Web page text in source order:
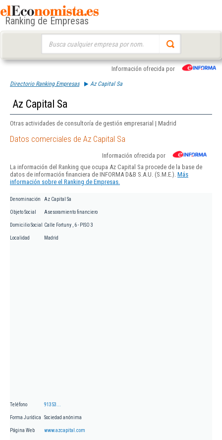
Ranking de Empresas
Información ofrecida por
Directorio Ranking Empresas Az Capital Sa
Az Capital Sa
Otras actividades de consultoría de gestión empresarial | Madrid
Datos comerciales de Az Capital Sa
Información ofrecida por
La información del Ranking que ocupa Az Capital Sa procede de la base de
datos de información financiera de INFORMA D&B S.A.U. (S.M.E.). Más
información sobre el Ranking de Empresas.
Denominación Az Capital Sa
Objeto Social Asesoramiento financiero
Domicilio Social Calle Fortuny , 6 - PISO 3
Localidad Madrid
Teléfono 91353...
Forma Jurídica Sociedad anónima
Página Web www.azcapital.com